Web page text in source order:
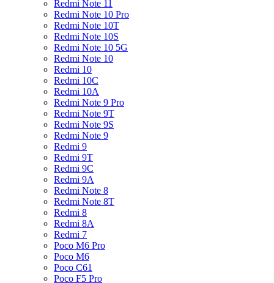
Redmi Note 11
Redmi Note 10 Pro
Redmi Note 10T
Redmi Note 10S
Redmi Note 10 5G
Redmi Note 10
Redmi 10
Redmi 10C
Redmi 10A
Redmi Note 9 Pro
Redmi Note 9T
Redmi Note 9S
Redmi Note 9
Redmi 9
Redmi 9T
Redmi 9C
Redmi 9A
Redmi Note 8
Redmi Note 8T
Redmi 8
Redmi 8A
Redmi 7
Poco M6 Pro
Poco M6
Poco C61
Poco F5 Pro